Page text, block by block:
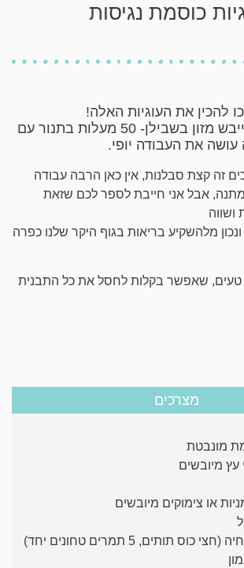
כוסמת נגיסות
להכין את העוגיות האלה!
וכן, לא חייבים מייבש מזון בשבילן- 50 מעלות בתנור עם
את העבודה יופי.
זה קצת סבלנות, אין כאן הרבה עבודה
אבל אני חייבת לספר לכם שזאת
ושווה
מלהשקיע בריאות בגוף היקר שלנו כפרה
טעים, שאפשר בקלות לחסל את כל התבנית
מצרכים
עץ מיובשים
או צימוקים מיובשים
תותים, 5 תמרים טחונים יחד)